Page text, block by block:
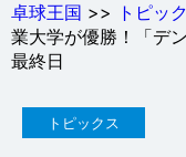
卓球王国 >> トピッ
業大学が優勝！「デ
最終日
トピックス